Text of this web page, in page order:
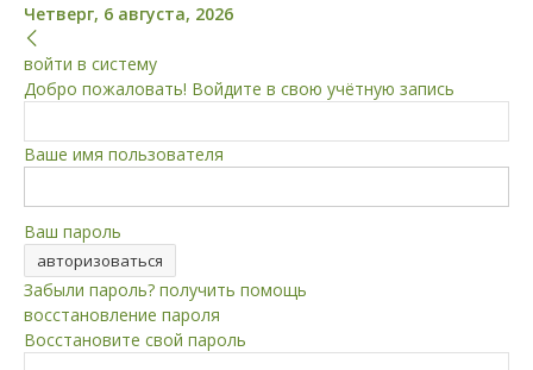
Четверг, 6 августа, 2026
войти в систему
Добро пожаловать! Войдите в свою учётную запись
Ваше имя пользователя
Ваш пароль
Забыли пароль? получить помощь
восстановление пароля
Восстановите свой пароль